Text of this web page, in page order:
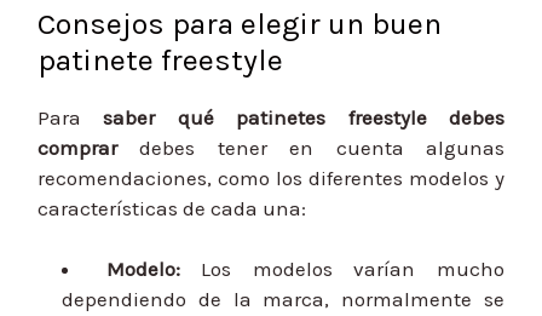
Consejos para elegir un buen
patinete freestyle
Parasaber qué patinetes freestyle debes
comprardebes tener en cuenta algunas
recomendaciones, como los diferentes modelos y
características de cada una:
Modelo:Los modelos varían mucho
dependiendo de la marca, normalmente se